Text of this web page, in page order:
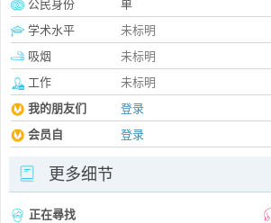
公民身份
单
学术水平
未标明
吸烟
未标明
工作
未标明
我的朋友们
登录
会员自
登录
更多细节
正在尋找